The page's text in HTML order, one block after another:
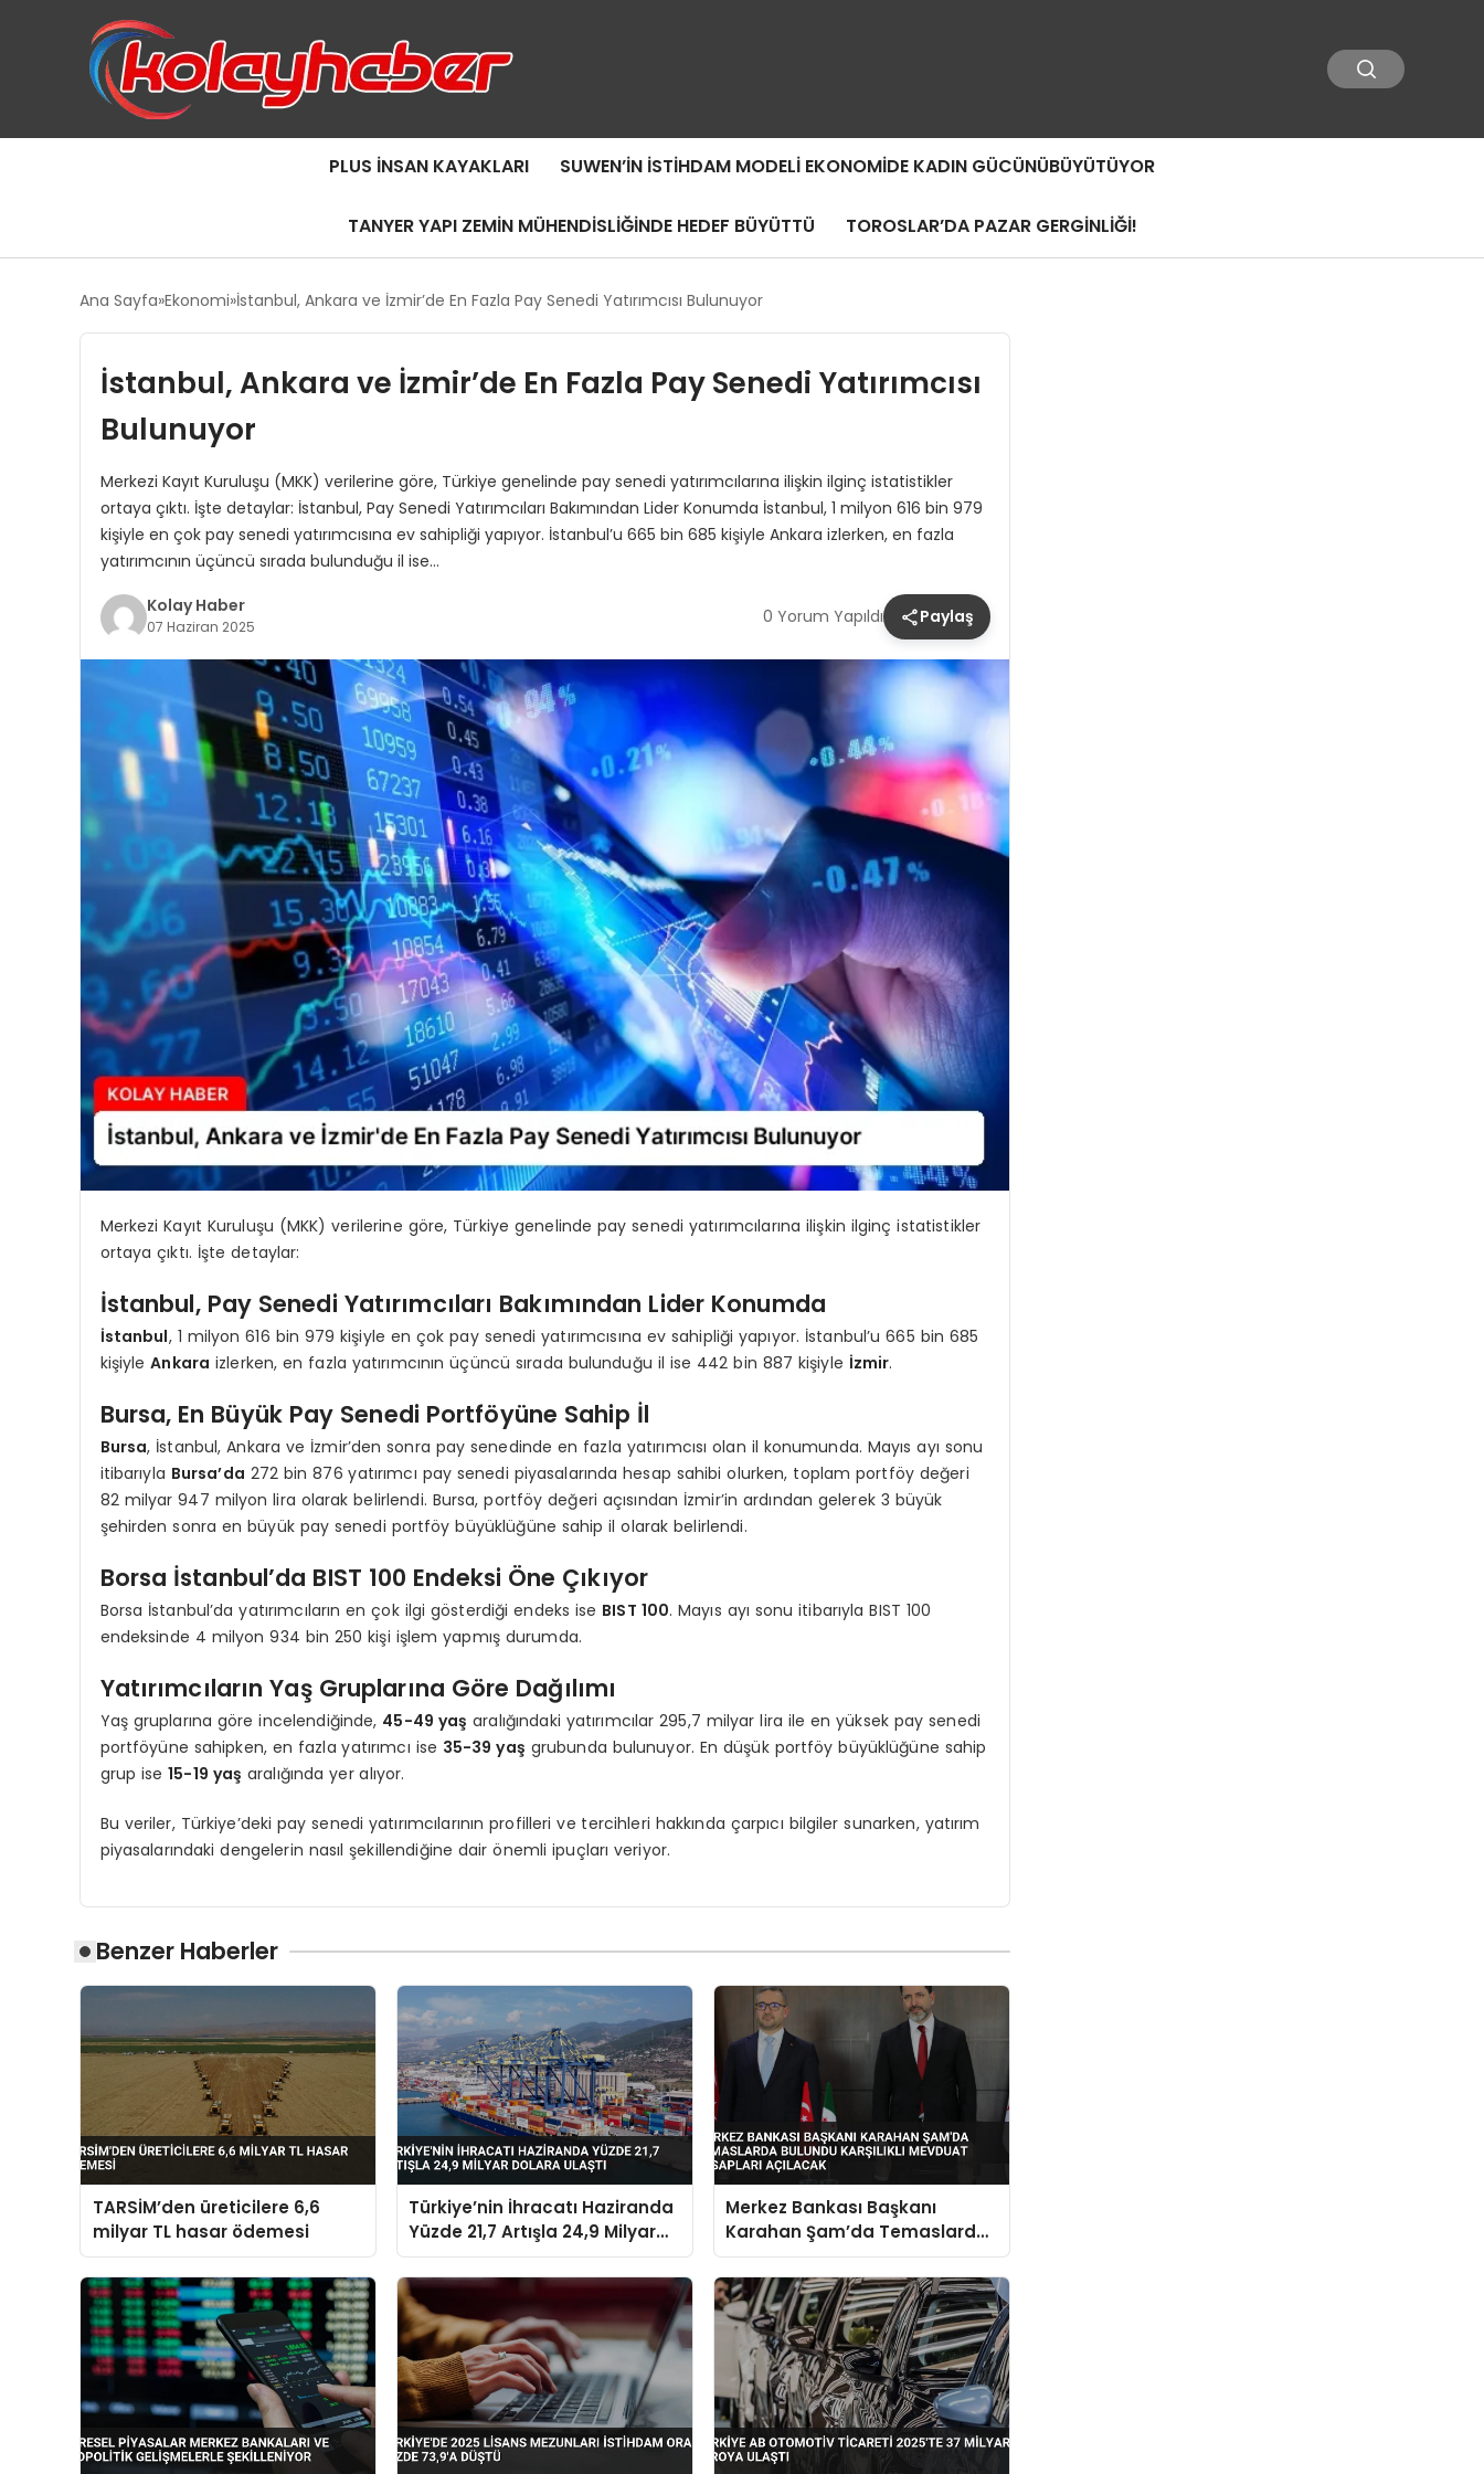
PLUS İNSAN KAYAKLARI SUWEN’IN İSTIHDAM MODELI EKONOMIDE KADIN GÜCÜNÜBÜYÜTÜYOR
TANYER YAPI ZEMIN MÜHENDISLIĞINDE HEDEF BÜYÜTTÜ TOROSLAR’DA PAZAR GERGİNLİĞİ!
Ana Sayfa Ekonomi İstanbul, Ankara ve İzmir’de En Fazla Pay Senedi Yatırımcısı Bulunuyor
İstanbul, Ankara ve İzmir’de En Fazla Pay Senedi Yatırımcısı
Bulunuyor
Merkezi Kayıt Kuruluşu (MKK) verilerine göre, Türkiye genelinde pay senedi yatırımcılarına ilişkin ilginç istatistikler
ortaya çıktı. İşte detaylar: İstanbul, Pay Senedi Yatırımcıları Bakımından Lider Konumda İstanbul, 1 milyon 616 bin 979
kişiyle en çok pay senedi yatırımcısına ev sahipliği yapıyor. İstanbul’u 665 bin 685 kişiyle Ankara izlerken, en fazla
yatırımcının üçüncü sırada bulunduğu il ise…
Kolay Haber
07 Haziran 2025 0 Yorum Yapıldı Paylaş
Merkezi Kayıt Kuruluşu (MKK) verilerine göre, Türkiye genelinde pay senedi yatırımcılarına ilişkin ilginç istatistikler
ortaya çıktı. İşte detaylar:
İstanbul, Pay Senedi Yatırımcıları Bakımından Lider Konumda
İstanbul, 1 milyon 616 bin 979 kişiyle en çok pay senedi yatırımcısına ev sahipliği yapıyor. İstanbul’u 665 bin 685
kişiyleAnkara izlerken, en fazla yatırımcının üçüncü sırada bulunduğu il ise 442 bin 887 kişiyle İzmir.
Bursa, En Büyük Pay Senedi Portföyüne Sahip İl
Bursa, İstanbul, Ankara ve İzmir’den sonra pay senedinde en fazla yatırımcısı olan il konumunda. Mayıs ayı sonu
itibarıyla Bursa’da 272 bin 876 yatırımcı pay senedi piyasalarında hesap sahibi olurken, toplam portföy değeri
82 milyar 947 milyon lira olarak belirlendi. Bursa, portföy değeri açısından İzmir’in ardından gelerek 3 büyük
şehirden sonra en büyük pay senedi portföy büyüklüğüne sahip il olarak belirlendi.
Borsa İstanbul’da BIST 100 Endeksi Öne Çıkıyor
Borsa İstanbul’da yatırımcıların en çok ilgi gösterdiği endeks ise BIST 100. Mayıs ayı sonu itibarıyla BIST 100
endeksinde 4 milyon 934 bin 250 kişi işlem yapmış durumda.
Yatırımcıların Yaş Gruplarına Göre Dağılımı
Yaş gruplarına göre incelendiğinde, 45-49 yaş aralığındaki yatırımcılar 295,7 milyar lira ile en yüksek pay senedi
portföyüne sahipken, en fazla yatırımcı ise 35-39 yaş grubunda bulunuyor. En düşük portföy büyüklüğüne sahip
grup ise15-19 yaş aralığında yer alıyor.
Bu veriler, Türkiye’deki pay senedi yatırımcılarının profilleri ve tercihleri hakkında çarpıcı bilgiler sunarken, yatırım
piyasalarındaki dengelerin nasıl şekillendiğine dair önemli ipuçları veriyor.
Benzer Haberler
TARSİM’den üreticilere 6,6
milyar TL hasar ödemesi
Türkiye’nin İhracatı Haziranda
Yüzde 21,7 Artışla 24,9 Milyar
Dolara Ulaştı
Merkez Bankası Başkanı
Karahan Şam’da Temaslarda
Bulundu Karşılıklı Mevduat
Hesapları Açılacak